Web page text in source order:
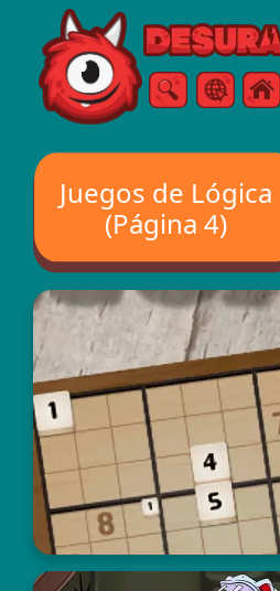
Free Online Games
BuscarMenú
Juegos de Lógica
(Página 4)